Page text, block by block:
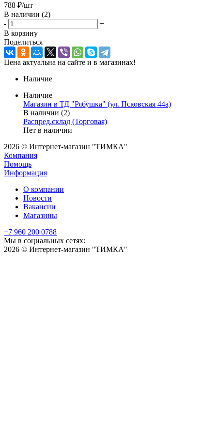
788 ₽/шт
В наличии (2)
-
+
В корзину
Поделиться
Цена актуальна на сайте и в магазинах!
Наличие
Наличие
Магазин в ТД "Рябушка" (ул. Псковская 44а)
В наличии (2)
Распред.склад (Торговая)
Нет в наличии
2026 © Интернет-магазин "ТИМКА"
Компания
Помощь
Информация
О компании
Новости
Вакансии
Магазины
+7 960 200 0788
Мы в социальных сетях:
2026 © Интернет-магазин "ТИМКА"